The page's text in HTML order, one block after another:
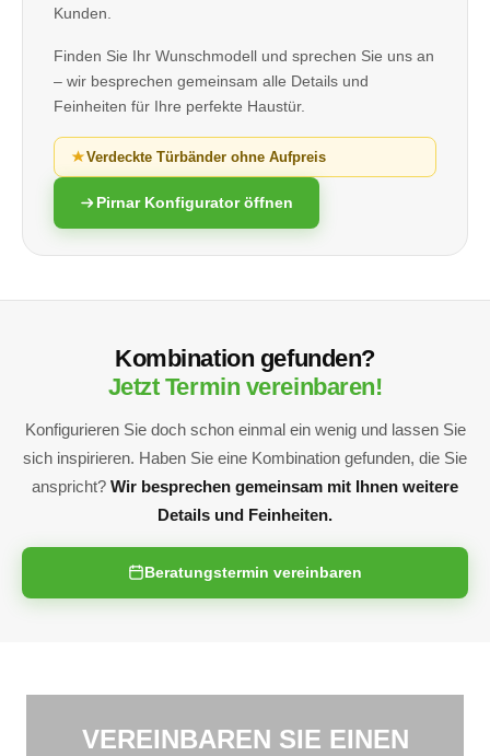
Kunden.
Finden Sie Ihr Wunschmodell und sprechen Sie uns an
– wir besprechen gemeinsam alle Details und
Feinheiten für Ihre perfekte Haustür.
Verdeckte Türbänder ohne Aufpreis
Pirnar Konfigurator öffnen
Kombination gefunden?
Jetzt Termin vereinbaren!
Konfigurieren Sie doch schon einmal ein wenig und lassen Sie
sich inspirieren. Haben Sie eine Kombination gefunden, die Sie
anspricht? Wir besprechen gemeinsam mit Ihnen weitere
Details und Feinheiten.
Beratungstermin vereinbaren
VEREINBAREN SIE EINEN